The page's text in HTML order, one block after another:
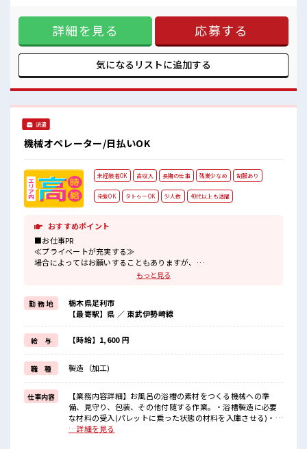
休憩室完備でランチや休憩も充実しそう♪
残業がしっかりあるお仕事！
があるので、 毎日の服装の悩み解消♪ ≪未経験OKの仕事≫
新しいことにチャレンジするのは不安だけど、 しっかり働く
環境が整っています！ イチからスキルUP・ステップUP目指
していきましょう！ ≪様々なお仕事をご提案≫ 一人で悩まず
気軽に相談できる、 派遣のお仕事です！ ■職場の雰囲気 キバ
ツ過ぎなければ髪色・髪型は自由！ あなたの個性を大事にで
っかりあるお仕事！
詳細を見る 応募する
気になるリストに追加する
派遣
機械オペレーター/日払いOK
未経験者OK 高収入 長期の仕事 残業少なめ 制服あり
染髪OK タトゥーOK 少人数 40代以上も活躍
おすすめポイント
■お仕事PR
≪プライベートが充実する≫
場合によってはお願いすることもありますが、
基本的に髪色自由で明るすぎたり奇抜でなければOKです！
(規定有)制服があると毎日の服選びに悩まずOK♪
≪初めての仕事だけど自分にもできそう≫
新しいことにチャレンジするのは不安だけど、
しっかり働く環境が整っています！
イチからスキルUP・ステップUP目指していきましょう！
≪収入アップを目指せる≫
高時給だらけの派遣のお仕事です！
■職場の雰囲気
少人数の職場でこじんまり。
職場の仲間との交流もできちゃうかも？
明るすぎたり奇抜過ぎなければヘアカラーOK！
もっと見る
勤 務 地
栃木県足利市
【最寄駅】県 ／ 東武伊勢崎線
給 与 【時給】1,600 円
職 種 製造（加工)
仕事内容
【業務内容詳細】お風呂の浴槽の素材をつくる機械への準
備、見守り、包装、その他付随する作業。・浴槽製造に必要
な材料の受入(パレットに乗った状態の材料を入庫させる)・フ
ォークリフト(カウンター)を使用しての製品運搬※フォークリ
…詳細を見る